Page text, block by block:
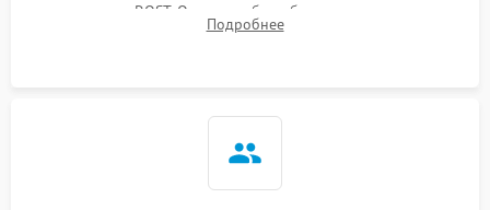
сигналов POST. Оценка работы блока питания для
локализации базовых неисправностей без полного разбора.
Подробнее